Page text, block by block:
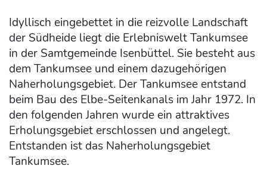
Idyllisch eingebettet in die reizvolle Landschaft
der Südheide liegt die Erlebniswelt Tankumsee
in der Samtgemeinde Isenbüttel. Sie besteht aus
dem Tankumsee und einem dazugehörigen
Naherholungsgebiet. Der Tankumsee entstand
beim Bau des Elbe-Seitenkanals im Jahr 1972. In
den folgenden Jahren wurde ein attraktives
Erholungsgebiet erschlossen und angelegt.
Entstanden ist das Naherholungsgebiet
Tankumsee.